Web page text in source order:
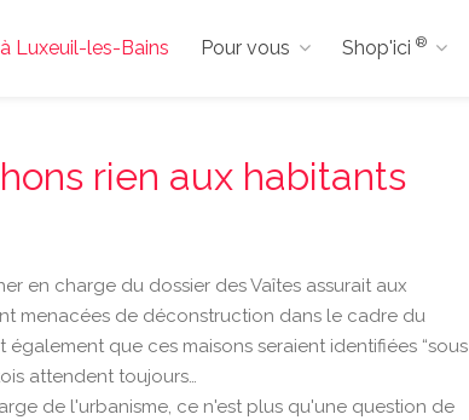
Luxeuil-les-Bains Pour vous Shop'ici®
rien aux habitants
en charge du dossier des Vaîtes assurait aux
menacées de déconstruction dans le cadre du
que ces maisons seraient identifiées “sous
attendent toujours…
de l'urbanisme, ce n'est plus qu'une question de